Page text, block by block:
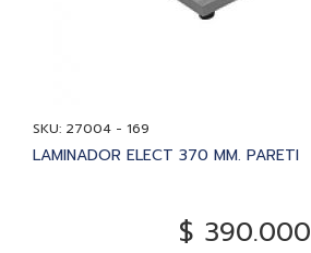
SKU: 27004 - 169
LAMINADOR ELECT 370 MM. PARETI
$ 390.000